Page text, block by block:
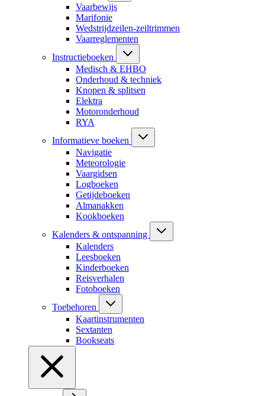
Vaarbewijs
Marifonie
Wedstrijdzeilen-zeiltrimmen
Vaarreglementen
Instructieboeken
Medisch & EHBO
Onderhoud & techniek
Knopen & splitsen
Elektra
Motoronderhoud
RYA
Informatieve boeken
Navigatie
Meteorologie
Vaargidsen
Logboeken
Getijdeboeken
Almanakken
Kookboeken
Kalenders & ontspanning
Kalenders
Leesboeken
Kinderboeken
Reisverhalen
Fotoboeken
Toebehoren
Kaartinstrumenten
Sextanten
Bookseats